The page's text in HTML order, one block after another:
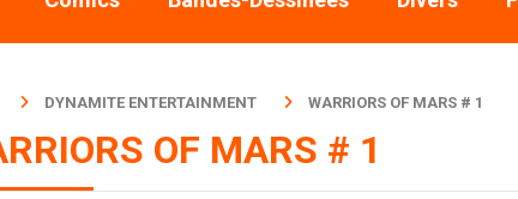
DYNAMITE ENTERTAINMENT WARRIORS OF MARS # 1
OF MARS # 1